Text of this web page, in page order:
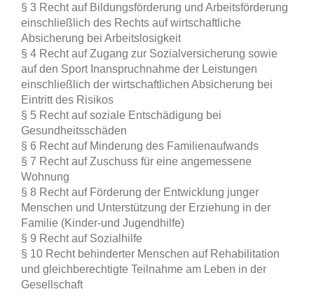
§ 3 Recht auf Bildungsförderung und Arbeitsförderung
einschließlich des Rechts auf wirtschaftliche
Absicherung bei Arbeitslosigkeit
§ 4 Recht auf Zugang zur Sozialversicherung sowie
auf den Sport Inanspruchnahme der Leistungen
einschließlich der wirtschaftlichen Absicherung bei
Eintritt des Risikos
§ 5 Recht auf soziale Entschädigung bei
Gesundheitsschäden
§ 6 Recht auf Minderung des Familienaufwands
§ 7 Recht auf Zuschuss für eine angemessene
Wohnung
§ 8 Recht auf Förderung der Entwicklung junger
Menschen und Unterstützung der Erziehung in der
Familie (Kinder-und Jugendhilfe)
§ 9 Recht auf Sozialhilfe
§ 10 Recht behinderter Menschen auf Rehabilitation
und gleichberechtigte Teilnahme am Leben in der
Gesellschaft